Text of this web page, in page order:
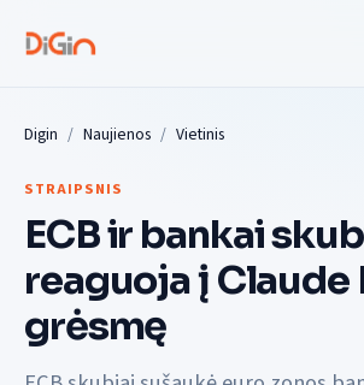
Digin Naujienos Vietinis
STRAIPSNIS
ECB ir bankai
reaguoja į
grėsmę